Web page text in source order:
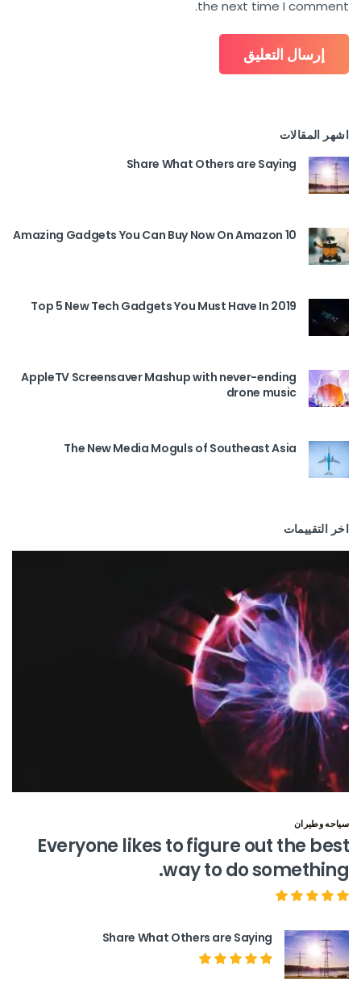
the next time I comment.
اشهر المقالات
Share What Others are Saying
10 Amazing Gadgets You Can Buy Now On Amazon
Top 5 New Tech Gadgets You Must Have In 2019
AppleTV Screensaver Mashup with never-ending
drone music
The New Media Moguls of Southeast Asia
اخر التقييمات
سياحه وطيران
Everyone likes to figure out the best
way to do something.
Share What Others are Saying